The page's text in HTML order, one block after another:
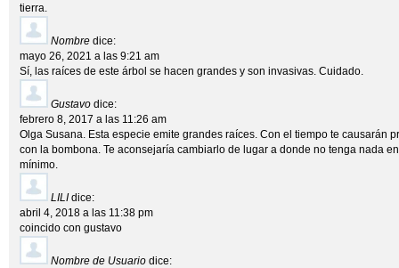
tierra.
Nombre dice:
mayo 26, 2021 a las 9:21 am
Sí, las raíces de este árbol se hacen grandes y son invasivas. Cuidado.
Gustavo dice:
febrero 8, 2017 a las 11:26 am
Olga Susana. Esta especie emite grandes raíces. Con el tiempo te causarán
con la bombona. Te aconsejaría cambiarlo de lugar a donde no tenga nada
mínimo.
LILI dice:
abril 4, 2018 a las 11:38 pm
coincido con gustavo
Nombre de Usuario dice: